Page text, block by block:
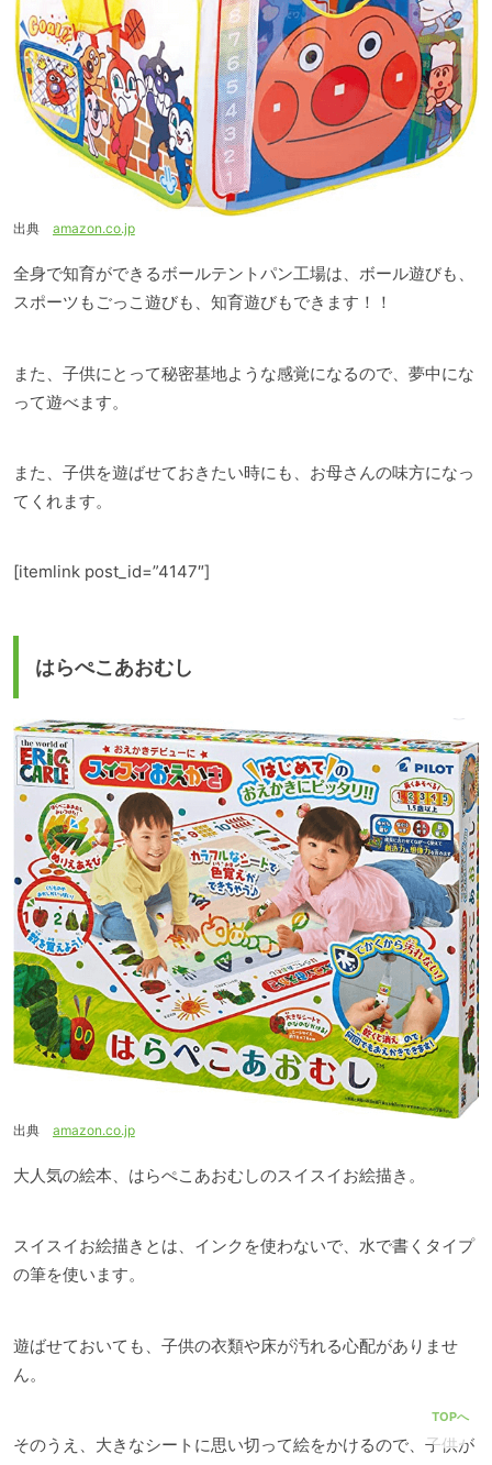
出典 amazon.co.jp
全身で知育ができるボールテントパン工場は、ボール遊びも、
スポーツもごっこ遊びも、知育遊びもできます！！
また、子供にとって秘密基地ような感覚になるので、夢中にな
って遊べます。
また、子供を遊ばせておきたい時にも、お母さんの味方になっ
てくれます。
[itemlink post_id=”4147″]
はらぺこあおむし
出典 amazon.co.jp
大人気の絵本、はらぺこあおむしのスイスイお絵描き。
スイスイお絵描きとは、インクを使わないで、水で書くタイプ
の筆を使います。
遊ばせておいても、子供の衣類や床が汚れる心配がありませ
ん。
そのうえ、大きなシートに思い切って絵をかけるので、子供が
TOPへ